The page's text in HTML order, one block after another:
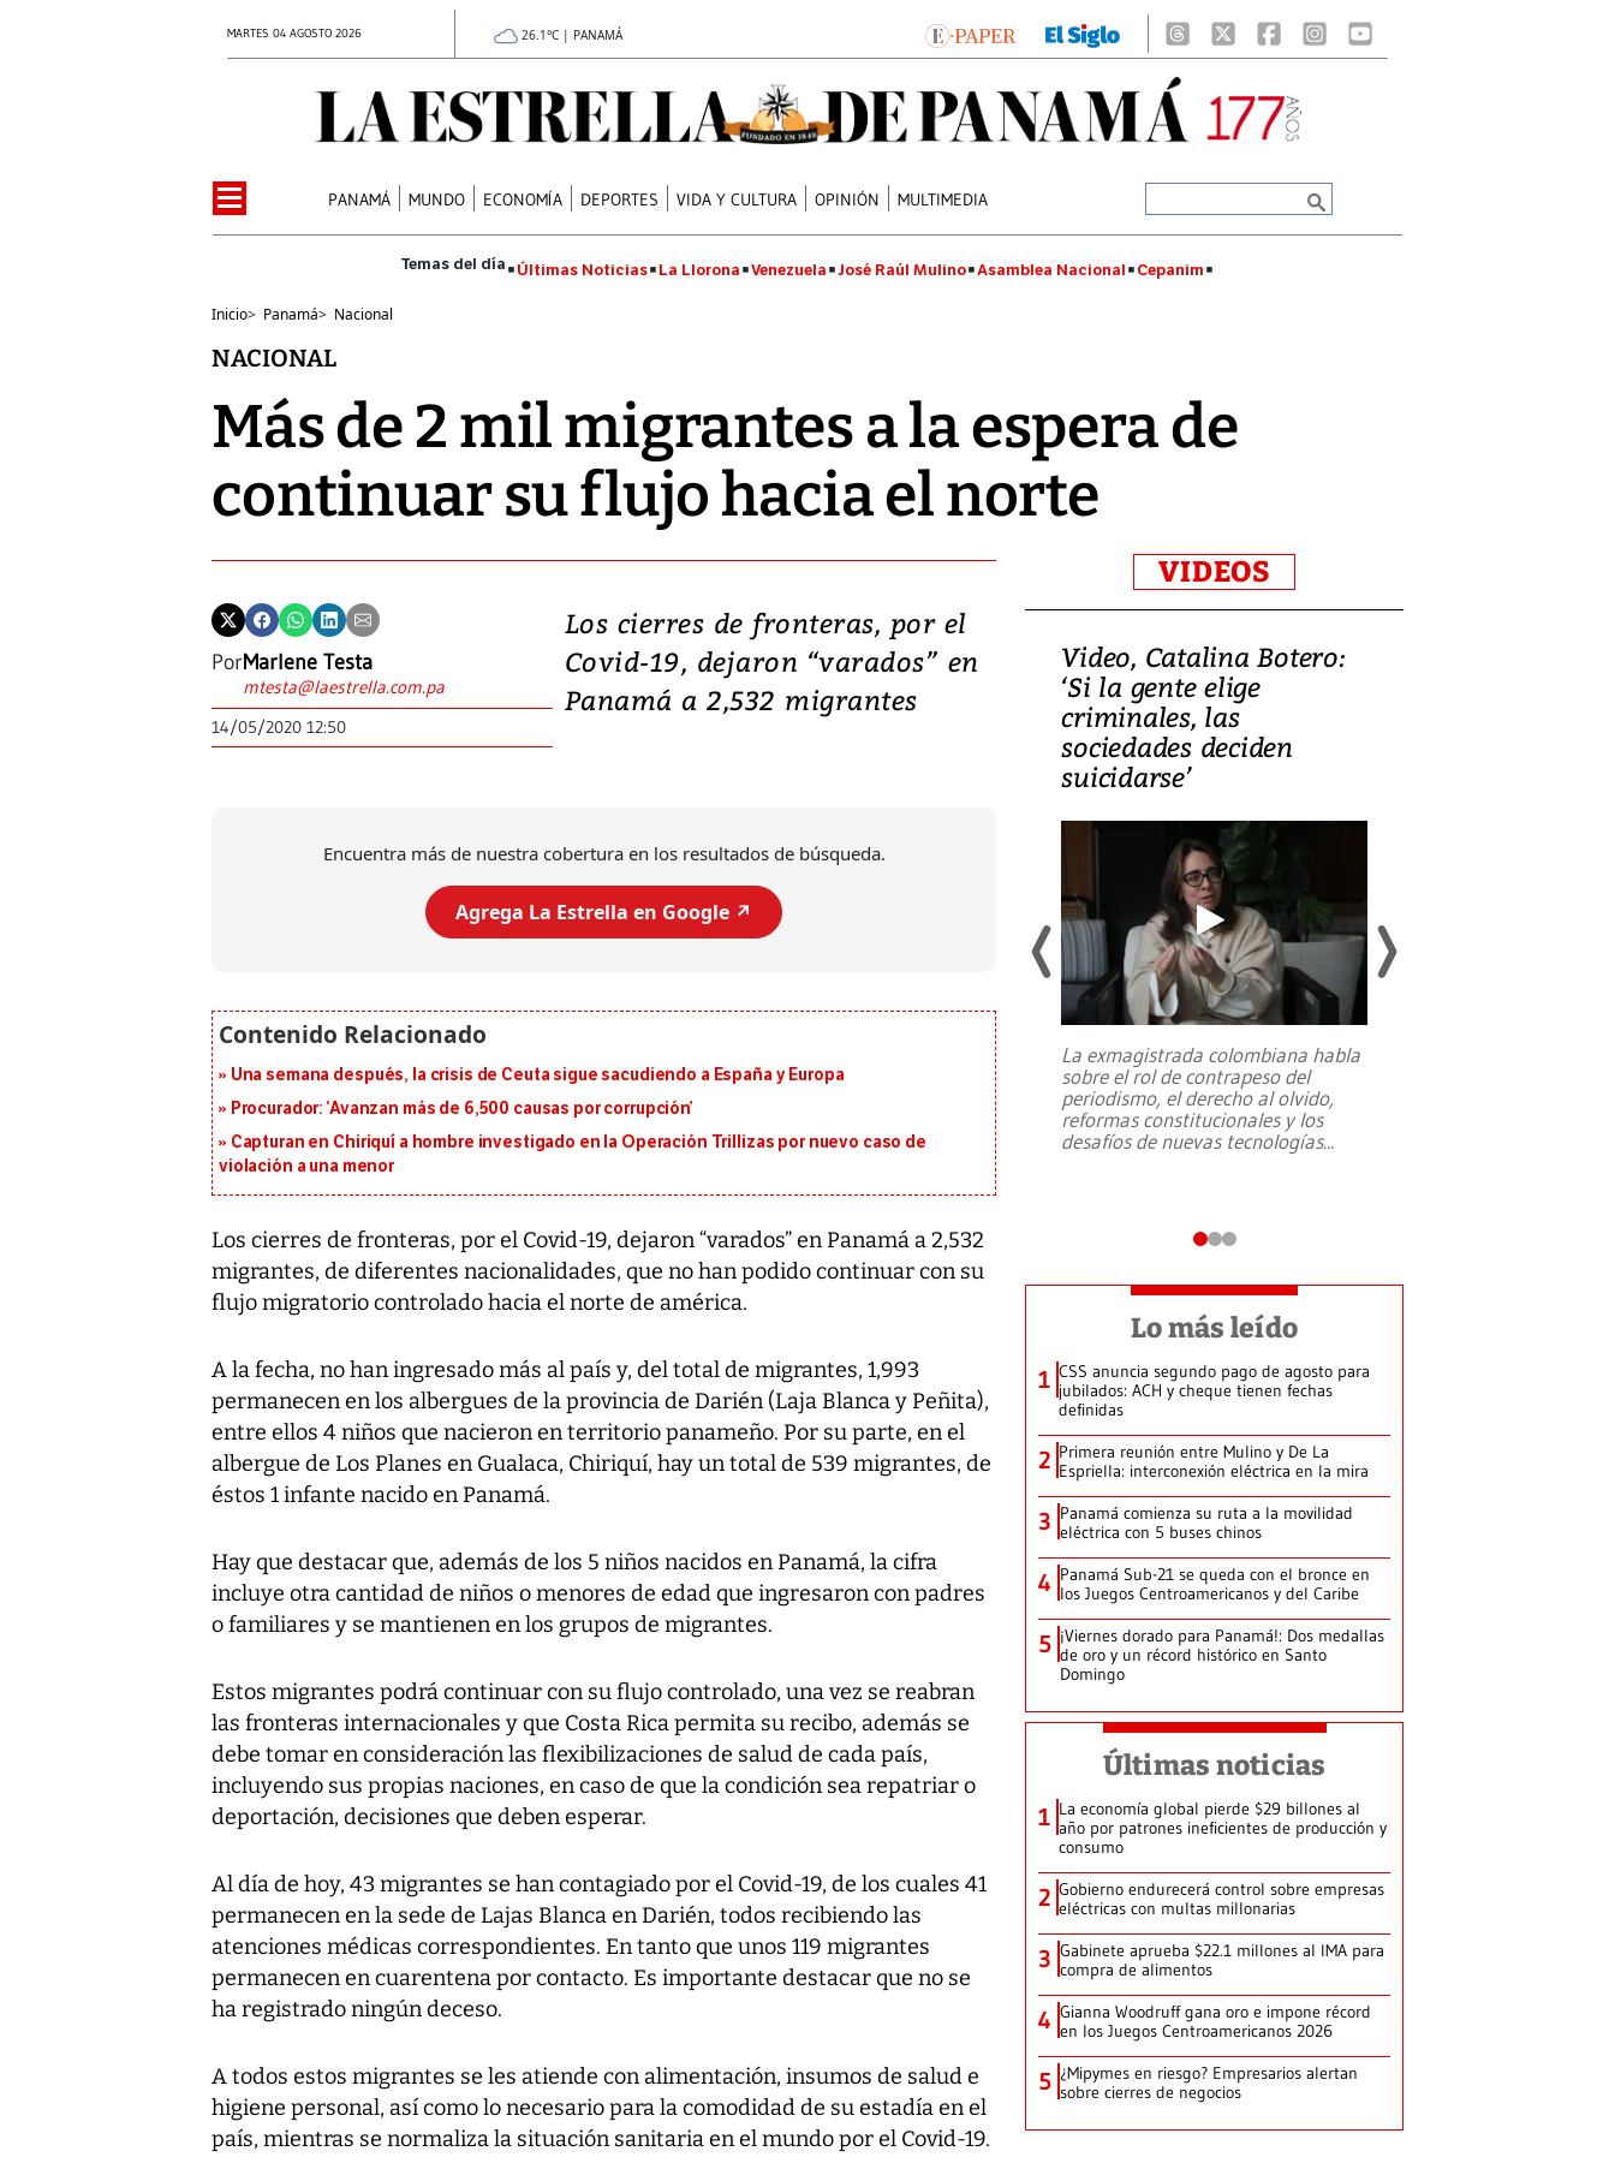
MARTES 04 AGOSTO 2026 26.1°C | PANAMÁ
PANAMÁ MUNDO ECONOMÍA DEPORTES VIDA Y CULTURA OPINIÓN MULTIMEDIA
Últimas Noticias La Llorona Venezuela José Raúl Mulino Asamblea Nacional Cepanim
Inicio> Panamá> Nacional
NACIONAL
Más de 2 mil migrantes a la espera de
continuar su flujo hacia el norte
PorMarlene Testa
mtesta@laestrella.com.pa
14/05/2020 12:50
Los cierres de fronteras, por el
Covid-19, dejaron “varados” en
Panamá a 2,532 migrantes
Encuentra más de nuestra cobertura en los resultados de búsqueda.
Agrega La Estrella en Google ↗️
Una semana después, la crisis de Ceuta sigue sacudiendo a España y Europa
Procurador: ‘Avanzan más de 6,500 causas por corrupción’
Capturan en Chiriquí a hombre investigado en la Operación Trillizas por nuevo caso de
violación a una menor
Los cierres de fronteras, por el Covid-19, dejaron “varados” en Panamá a 2,532
migrantes, de diferentes nacionalidades, que no han podido continuar con su
flujo migratorio controlado hacia el norte de américa.
A la fecha, no han ingresado más al país y, del total de migrantes, 1,993
permanecen en los albergues de la provincia de Darién (Laja Blanca y Peñita),
entre ellos 4 niños que nacieron en territorio panameño. Por su parte, en el
albergue de Los Planes en Gualaca, Chiriquí, hay un total de 539 migrantes, de
éstos 1 infante nacido en Panamá.
Hay que destacar que, además de los 5 niños nacidos en Panamá, la cifra
incluye otra cantidad de niños o menores de edad que ingresaron con padres
o familiares y se mantienen en los grupos de migrantes.
Estos migrantes podrá continuar con su flujo controlado, una vez se reabran
las fronteras internacionales y que Costa Rica permita su recibo, además se
debe tomar en consideración las flexibilizaciones de salud de cada país,
incluyendo sus propias naciones, en caso de que la condición sea repatriar o
deportación, decisiones que deben esperar.
Al día de hoy, 43 migrantes se han contagiado por el Covid-19, de los cuales 41
permanecen en la sede de Lajas Blanca en Darién, todos recibiendo las
atenciones médicas correspondientes. En tanto que unos 119 migrantes
permanecen en cuarentena por contacto. Es importante destacar que no se
ha registrado ningún deceso.
A todos estos migrantes se les atiende con alimentación, insumos de salud e
higiene personal, así como lo necesario para la comodidad de su estadía en el
país, mientras se normaliza la situación sanitaria en el mundo por el Covid-19.
VIDEOS
Video, Japón: Terremoto
deja heridos y graves
daños en Kumamoto
7,1 se registró este martes 28 de
emergencia de gran
Video, Catalina Botero:
‘Si la gente elige
criminales, las
sociedades deciden
suicidarse’
La exmagistrada colombiana habla
sobre el rol de contrapeso del
periodismo, el derecho al olvido,
reformas constitucionales y los
desafíos de nuevas tecnologías...
Lo más leído
1 CSS anuncia segundo pago de agosto para
jubilados: ACH y cheque tienen fechas
definidas
2 Primera reunión entre Mulino y De La
Espriella: interconexión eléctrica en la mira
3 Panamá comienza su ruta a la movilidad
eléctrica con 5 buses chinos
4 Panamá Sub-21 se queda con el bronce en
los Juegos Centroamericanos y del Caribe
5 ¡Viernes dorado para Panamá!: Dos medallas
de oro y un récord histórico en Santo
Domingo
Últimas noticias
1 La economía global pierde $29 billones al
año por patrones ineficientes de producción y
consumo
2 Gobierno endurecerá control sobre empresas
eléctricas con multas millonarias
3 Gabinete aprueba $22.1 millones al IMA para
compra de alimentos
4 Gianna Woodruff gana oro e impone récord
en los Juegos Centroamericanos 2026
5 ¿Mipymes en riesgo? Empresarios alertan
sobre cierres de negocios